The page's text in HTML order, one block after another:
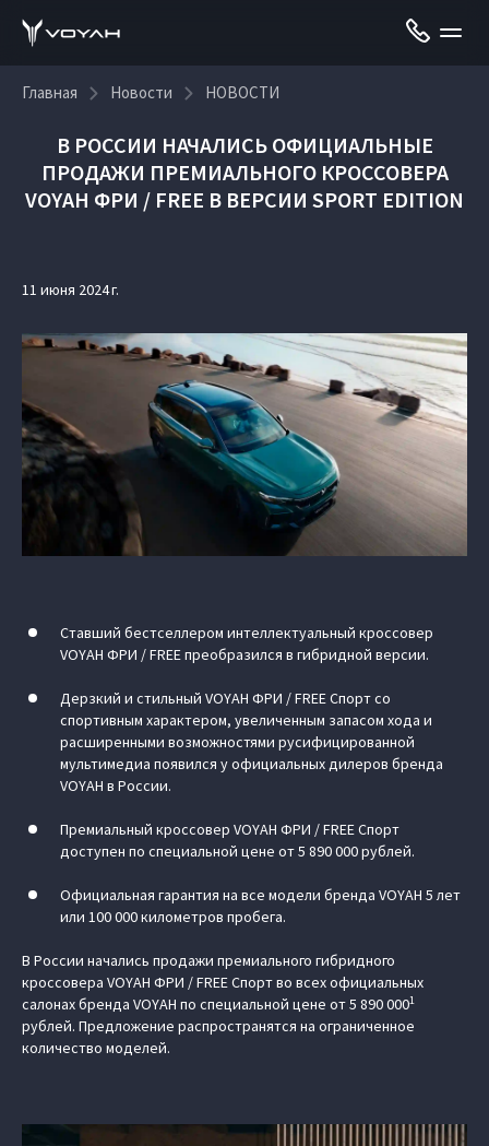
Главная Новости НОВОСТИ
В РОССИИ НАЧАЛИСЬ ОФИЦИАЛЬНЫЕ
ПРОДАЖИ ПРЕМИАЛЬНОГО КРОССОВЕРА
VOYAH ФРИ / FREE В ВЕРСИИ SPORT EDITION
11 июня 2024 г.
Ставший бестселлером интеллектуальный кроссовер
VOYAH ФРИ / FREE преобразился в гибридной версии.
Дерзкий и стильный VOYAH ФРИ / FREE Спорт со
спортивным характером, увеличенным запасом хода и
расширенными возможностями русифицированной
мультимедиа появился у официальных дилеров бренда
VOYAH в России.
Премиальный кроссовер VOYAH ФРИ / FREE Спорт
доступен по специальной цене от 5 890 000 рублей.
Официальная гарантия на все модели бренда VOYAH 5 лет
или 100 000 километров пробега.
В России начались продажи премиального гибридного
кроссовера VOYAH ФРИ / FREE Спорт во всех официальных
салонах бренда VOYAH по специальной цене от 5 890 0001
рублей. Предложение распространятся на ограниченное
количество моделей.